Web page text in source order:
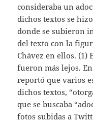
consideraba un
dichos textos se
donde se subieron
del texto con la
Chávez en ellos. (1)
fueron más lejos.
reportó que varios
dichos textos,
que se buscaba
fotos subidas a